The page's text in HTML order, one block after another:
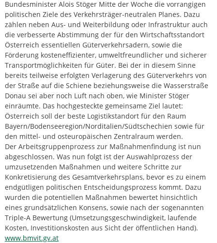
Bundesminister Alois Stöger Mitte der Woche die vorrangigen
politischen Ziele des Verkehrsträger-neutralen Planes. Dazu
zählen neben Aus- und Weiterbildung oder Infrastruktur auch
die verbesserte Abstimmung der für den Wirtschaftsstandort
Österreich essentiellen Güterverkehrsadern, sowie die
Förderung kosteneffizienter, umweltfreundlicher und sicherer
Transportmöglichkeiten für Güter. Bei der in diesem Sinne
bereits teilweise erfolgten Verlagerung des Güterverkehrs von
der Straße auf die Schiene beziehungsweise die Wasserstraße
Donau sei aber noch Luft nach oben, wie Minister Stöger
einräumte. Das hochgesteckte gemeinsame Ziel lautet:
Österreich soll der beste Logistikstandort für den Raum
Bayern/Bodenseeregion/Norditalien/Südtschechien sowie für
den mittel- und osteuropäischen Zentralraum werden.
Der Arbeitsgruppenprozess zur Maßnahmenfindung ist nun
abgeschlossen. Was nun folgt ist der Auswahlprozess der
umzusetzenden Maßnahmen und weitere Schritte zur
Konkretisierung des Gesamtverkehrsplans, bevor es zu einem
endgütligen politischen Entscheidungsprozess kommt. Dazu
wurden die potentiellen Maßnahmen bewertet hinsichtlich
eines grundsätzlichen Konsens, sowie nach der sogenannten
Triple-A Bewertung (Umsetzungsgeschwindigkeit, laufende
Kosten, Investitionskosten aus Sicht der öffentlichen Hand).
www.bmvit.gv.at